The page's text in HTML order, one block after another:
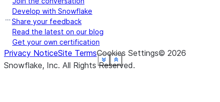
Show less
See more
Show less
See more
Show less
See more
Show less
See more
Show less
See more
Show less
See more
Show less
See more
Show less
See more
Develop with Snowflake
Share your feedback
Read the latest on our blog
Get your own certification
Privacy NoticeSite TermsCookies Settings© 2026
Snowflake, Inc. All Rights Reserved.